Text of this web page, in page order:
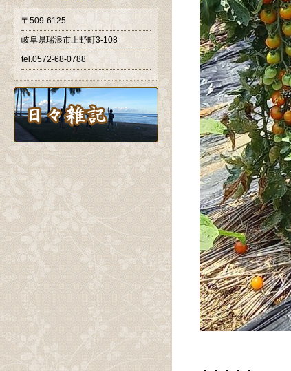
〒509-6125
岐阜県瑞浪市上野町3-108
tel.0572-68-0788